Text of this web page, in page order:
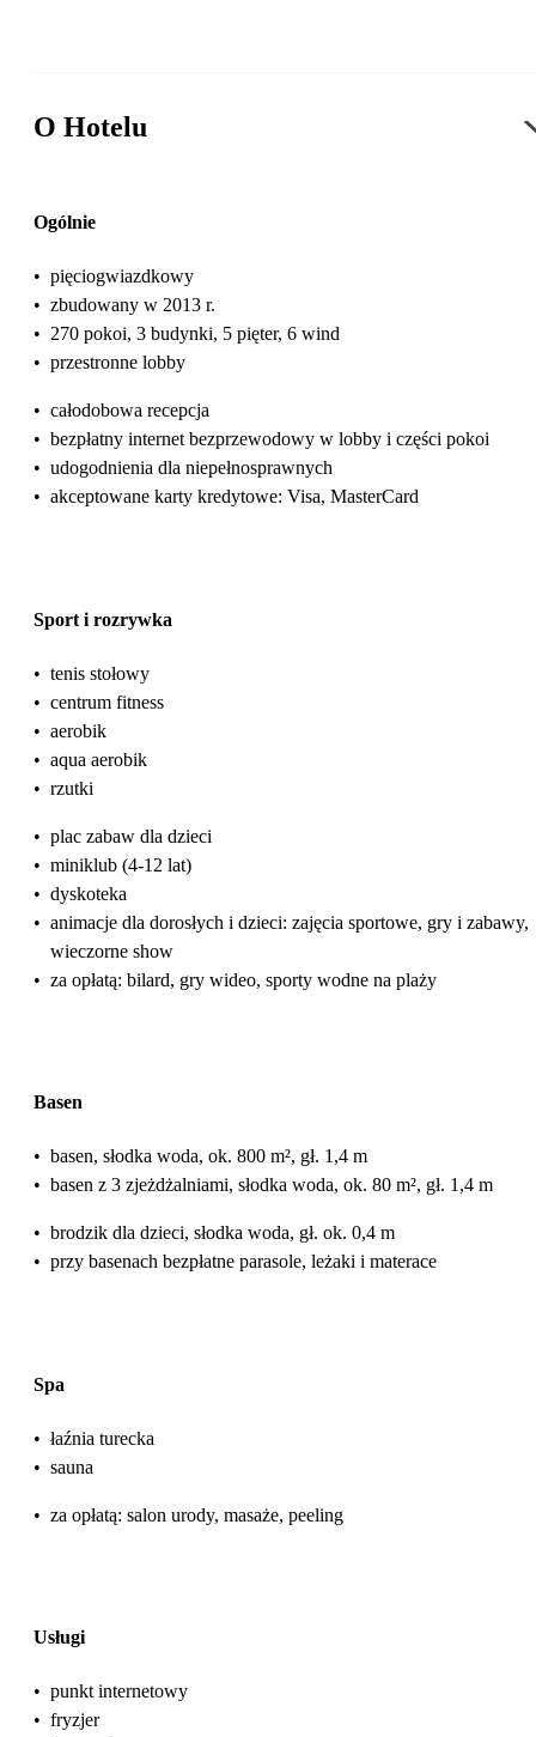
O Hotelu
Ogólnie
• pięciogwiazdkowy
• zbudowany w 2013 r.
• 270 pokoi, 3 budynki, 5 pięter, 6 wind
• przestronne lobby
• całodobowa recepcja
• bezpłatny internet bezprzewodowy w lobby i części pokoi
• udogodnienia dla niepełnosprawnych
• akceptowane karty kredytowe: Visa, MasterCard
Sport i rozrywka
• tenis stołowy
• centrum fitness
• aerobik
• aqua aerobik
• rzutki
• plac zabaw dla dzieci
• miniklub (4-12 lat)
• dyskoteka
• animacje dla dorosłych i dzieci: zajęcia sportowe, gry i zabawy,
wieczorne show
• za opłatą: bilard, gry wideo, sporty wodne na plaży
Basen
• basen, słodka woda, ok. 800 m², gł. 1,4 m
• basen z 3 zjeżdżalniami, słodka woda, ok. 80 m², gł. 1,4 m
• brodzik dla dzieci, słodka woda, gł. ok. 0,4 m
• przy basenach bezpłatne parasole, leżaki i materace
Spa
• łaźnia turecka
• sauna
• za opłatą: salon urody, masaże, peeling
Usługi
• punkt internetowy
• fryzjer